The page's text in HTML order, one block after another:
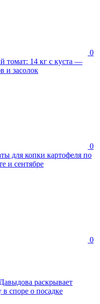
0
томат: 14 кг с куста —
и засолок
0
для копки картофеля по
и сентябре
0
раскрывает
в споре о посадке